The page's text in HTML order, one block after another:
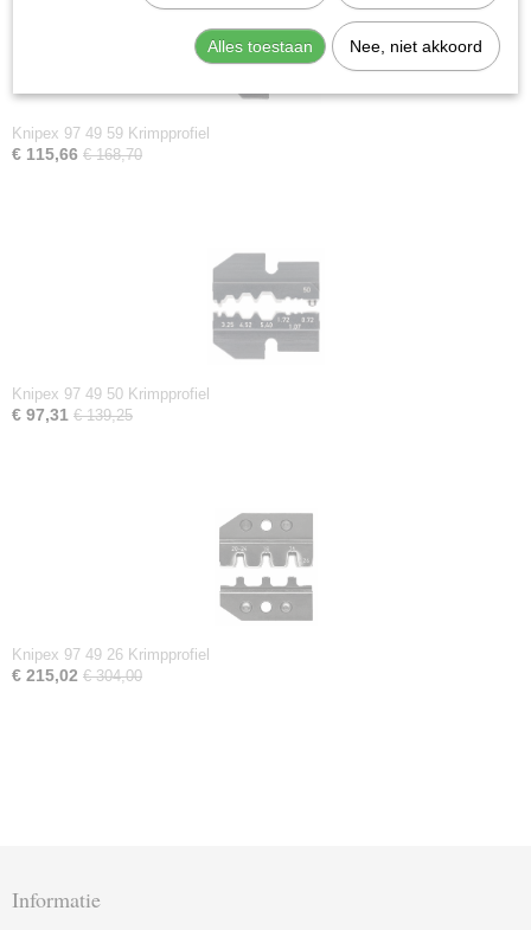
Knipex 97 49 59 Krimpprofiel
€ 115,66 € 168,70
Knipex 97 49 50 Krimpprofiel
€ 97,31 € 139,25
Knipex 97 49 26 Krimpprofiel
€ 215,02 € 304,00
Informatie
Alles toestaan Nee, niet akkoord